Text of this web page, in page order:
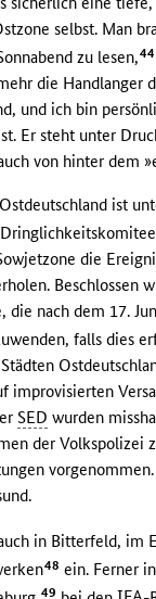
selbst. Man
zu lesen,44
die Handlanger
und ich bin
Er steht unter
von hinter dem
ist
die
Beschlossen
die nach dem 17.
falls dies
improvisierten
SED wurden
der Volkspolizei
in Bitterfeld, im
48 ein. Ferner
49